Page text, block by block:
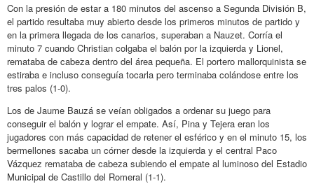
Con la presión de estar a 180 minutos del ascenso a Segunda División B,
el partido resultaba muy abierto desde los primeros minutos de partido y
en la primera llegada de los canarios, superaban a Nauzet. Corría el
minuto 7 cuando Christian colgaba el balón por la izquierda y Lionel,
remataba de cabeza dentro del área pequeña. El portero mallorquinista se
estiraba e incluso conseguía tocarla pero terminaba colándose entre los
tres palos (1-0).
Los de Jaume Bauzá se veían obligados a ordenar su juego para
conseguir el balón y lograr el empate. Así, Pina y Tejera eran los
jugadores con más capacidad de retener el esférico y en el minuto 15, los
bermellones sacaba un córner desde la izquierda y el central Paco
Vázquez remataba de cabeza subiendo el empate al luminoso del Estadio
Municipal de Castillo del Romeral (1-1).